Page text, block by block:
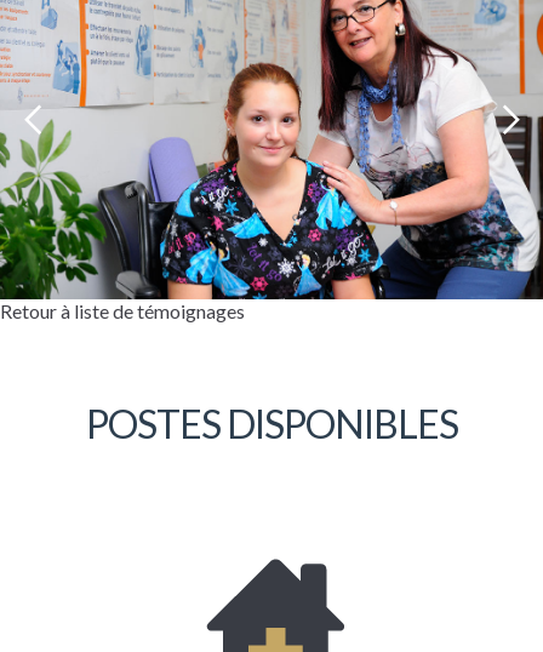
Bonjour, mon nom est Danielle Drolet. Je
suis à l’emploi de la Coopérative depuis
plus de dix années. J’occupe actuellement la
Retour à liste de témoignages
POSTES DISPONIBLES